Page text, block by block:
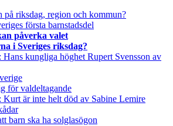
på riksdag, region och kommun?
första barnstadsdel
påverka valet
i Sveriges riksdag?
Hans kungliga höghet Rupert Svensson av
för valdeltagande
Kurt är inte helt död av Sabine Lemire
barn ska ha solglasögon